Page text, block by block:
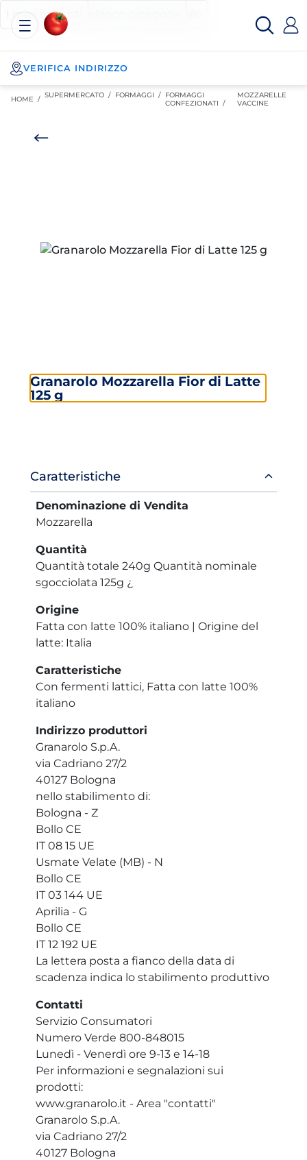
Posizionati sul contenuto principale
Posizionati sull'elenco categorie
I miei acquisti
Esselunga
Spesa
Online
VERIFICA INDIRIZZO
HOME / SUPERMERCATO / FORMAGGI / FORMAGGI
CONFEZIONATI /
MOZZARELLE
VACCINE
Granarolo Mozzarella Fior di Latte
125 g
Informazioni
prodotto
Caratteristiche
Denominazione di Vendita
Mozzarella
Quantità
Quantità totale 240g Quantità nominale
sgocciolata 125g ¿
Origine
Fatta con latte 100% italiano | Origine del
latte: Italia
Caratteristiche
Con fermenti lattici, Fatta con latte 100%
italiano
Indirizzo produttori
Granarolo S.p.A.
via Cadriano 27/2
40127 Bologna
nello stabilimento di:
Bologna - Z
Bollo CE
IT 08 15 UE
Usmate Velate (MB) - N
Bollo CE
IT 03 144 UE
Aprilia - G
Bollo CE
IT 12 192 UE
La lettera posta a fianco della data di
scadenza indica lo stabilimento produttivo
Contatti
Servizio Consumatori
Numero Verde 800-848015
Lunedì - Venerdì ore 9-13 e 14-18
Per informazioni e segnalazioni sui
prodotti:
www.granarolo.it - Area "contatti"
Granarolo S.p.A.
via Cadriano 27/2
40127 Bologna